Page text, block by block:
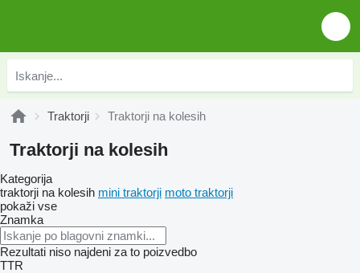
Traktorji Traktorji na kolesih
Traktorji na kolesih
Kategorija
traktorji na kolesih mini traktorji moto traktorji
pokaži vse
Znamka
Rezultati niso najdeni za to poizvedbo
TTR